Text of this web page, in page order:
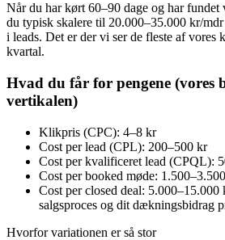
Når du har kørt 60–90 dage og har fundet
du typisk skalere til 20.000–35.000 kr/
i leads. Det er der vi ser de fleste af vores
kvartal.
Hvad du får for pengene (vores
vertikalen)
Klikpris (CPC): 4–8 kr
Cost per lead (CPL): 200–500 kr
Cost per kvalificeret lead (CPQL):
Cost per booked møde:
Cost per closed deal:
salgsproces og dit dækningsbidrag
Hvorfor variationen er så stor